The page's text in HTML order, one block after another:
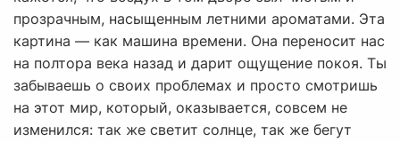
прозрачным, насыщенным летними ароматами. Эта
картина — как машина времени. Она переносит нас
на полтора века назад и дарит ощущение покоя. Ты
забываешь о своих проблемах и просто смотришь
на этот мир, который, оказывается, совсем не
изменился: так же светит солнце, так же бегут